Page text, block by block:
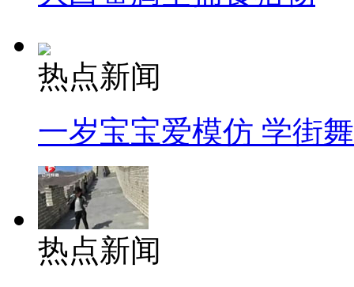
热点新闻
一岁宝宝爱模仿 学街
热点新闻